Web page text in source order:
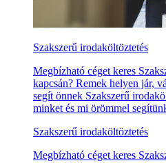
Szakszerű irodaköltöztetés
Megbízható céget keres
kapcsán? Remek helyen jár,
segít önnek Szakszerű
minket és mi örömmel
Szakszerű irodaköltöztetés
Megbízható céget keres